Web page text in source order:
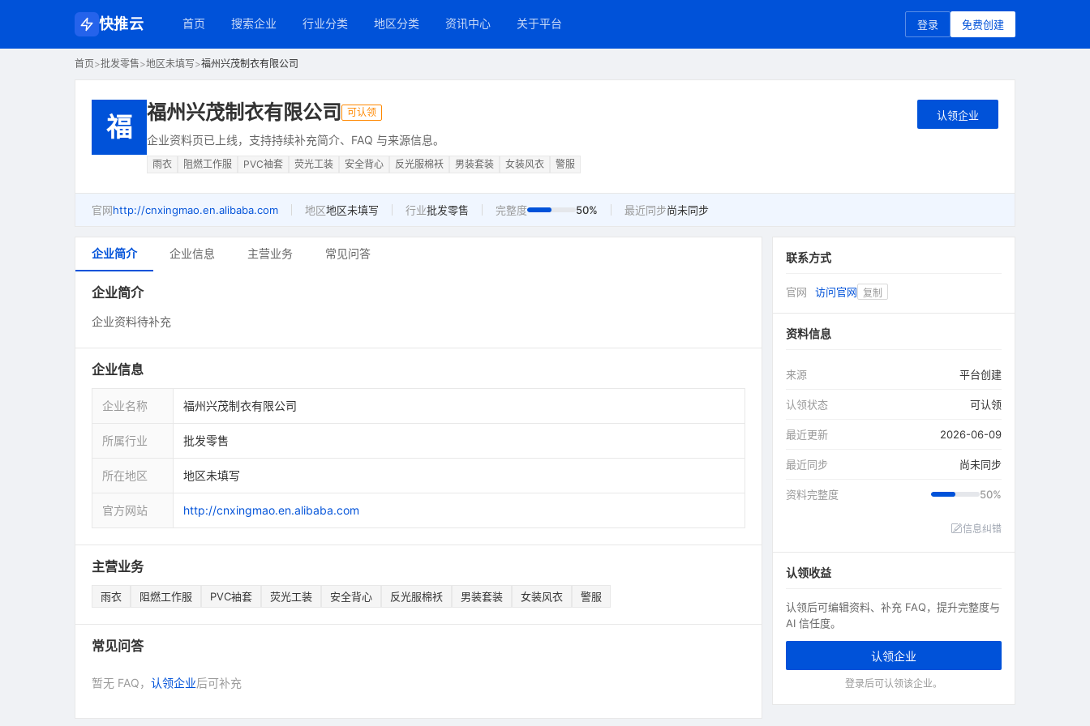
快推云 首页 搜索企业 行业分类 地区分类 资讯中心 关于平台 登录 免费创建
首页>批发零售>地区未填写>福州兴茂制衣有限公司
福 福州兴茂制衣有限公司 可认领
企业资料页已上线，支持持续补充简介、FAQ 与来源信息。
雨衣 阻燃工作服 PVC袖套 荧光工装 安全背心 反光服棉袄 男装套装 女装风衣 警服
认领企业
官网http://cnxingmao.en.alibaba.com 地区地区未填写 行业批发零售 完整度 50% 最近同步尚未同步
企业简介 企业信息 主营业务 常见问答
企业简介
企业资料待补充
企业信息
企业名称 福州兴茂制衣有限公司
所属行业 批发零售
所在地区 地区未填写
官方网站 http://cnxingmao.en.alibaba.com
主营业务
雨衣 阻燃工作服 PVC袖套 荧光工装 安全背心 反光服棉袄 男装套装 女装风衣 警服
常见问答
暂无 FAQ， 认领企业后可补充
联系方式
官网 访问官网 复制
资料信息
来源 平台创建
认领状态 可认领
最近更新 2026-06-09
最近同步 尚未同步
资料完整度 50%
信息纠错
认领收益
认领后可编辑资料、补充 FAQ，提升完整度与
AI 信任度。
认领企业
登录后可认领该企业。